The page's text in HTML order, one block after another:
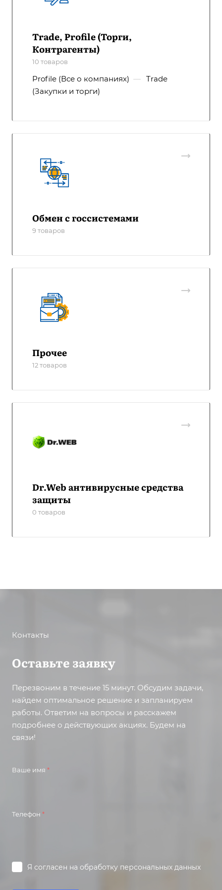
Trade, Profile (Торги,
Контрагенты)
10 товаров
Profile (Все о компаниях) — Trade
(Закупки и торги)
Обмен с госсистемами
9 товаров
Прочее
12 товаров
Dr.Web антивирусные средства
защиты
0 товаров
Контакты
Оставьте заявку
Перезвоним в течение 15 минут. Обсудим задачи,
найдем оптимальное решение и запланируем
работы. Ответим на вопросы и расскажем
подробнее о действующих акциях. Будем на
связи!
Ваше имя *
Телефон *
Я согласен на обработку персональных данных